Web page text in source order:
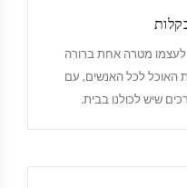
לעצמו מטרה אחת ברורה
האוכל לכל האנשים, עם
שיש לכולנו בבית.